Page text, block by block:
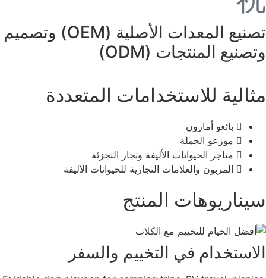
تصنيع المعدات الأصلية (OEM) وتصميم
وتصنيع المنتجات (ODM)
مثالية للاستخدامات المتعددة
بائعو أمازون
موزعو الجملة
متاجر الحيوانات الأليفة وتجار التجزئة
المربون والعلامات التجارية للحيوانات الأليفة
سيناريوهات المنتج
الاستخدام في التخييم والسفر